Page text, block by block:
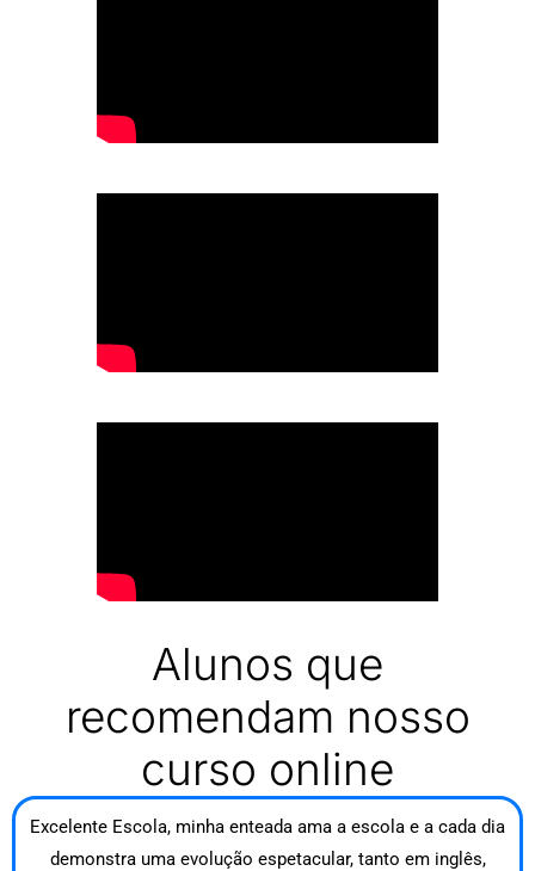
Alunos que
recomendam nosso
curso online
Excelente Escola, minha enteada ama a escola e a cada dia
demonstra uma evolução espetacular, tanto em inglês,